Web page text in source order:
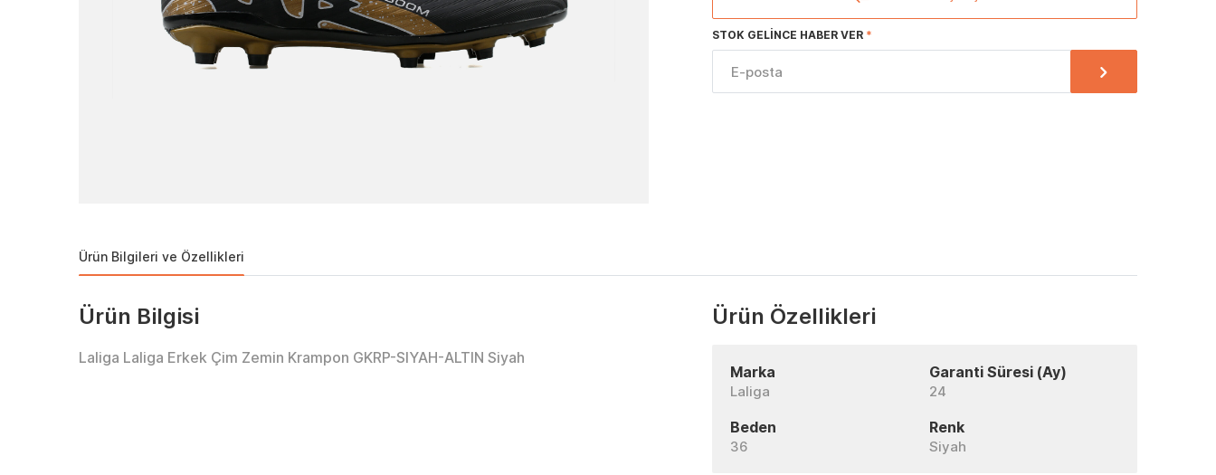
STOK GELINCE HABER VER
Ürün Bilgileri ve Özellikleri
Ürün Bilgisi
Laliga Laliga Erkek Çim Zemin Krampon GKRP-SIYAH-ALTIN Siyah
Ürün Özellikleri
Marka
Laliga
Garanti Süresi (Ay)
24
Beden
36
Renk
Siyah